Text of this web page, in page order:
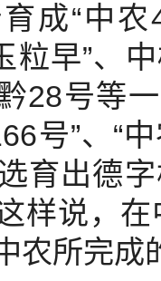
“中农4
粒早”、
28号等
号”、“
育出德
样说，
农所完成